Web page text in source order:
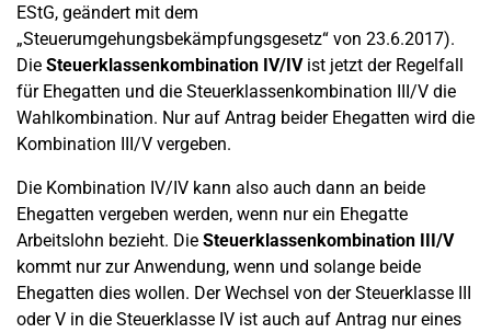
EStG, geändert mit dem
„Steuerumgehungsbekämpfungsgesetz“ von 23.6.2017).
Die Steuerklassenkombination IV/IVist jetzt der Regelfall
für Ehegatten und die Steuerklassenkombination III/V die
Wahlkombination. Nur auf Antrag beider Ehegatten wird die
Kombination III/V vergeben.
Die Kombination IV/IV kann also auch dann an beide
Ehegatten vergeben werden, wenn nur ein Ehegatte
Arbeitslohn bezieht. Die Steuerklassenkombination III/V
kommt nur zur Anwendung, wenn und solange beide
Ehegatten dies wollen. Der Wechsel von der Steuerklasse III
oder V in die Steuerklasse IV ist auch auf Antrag nur eines